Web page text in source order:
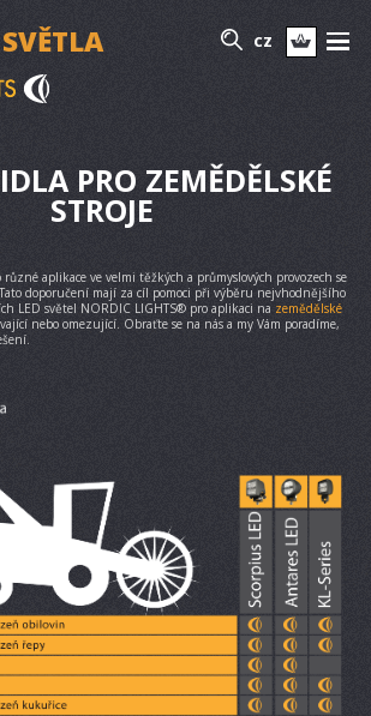
SVĚTLA CZ
PRO ZEMĚDĚLSKÉ
STROJE
různé aplikace ve velmi těžkých a průmyslových provozech se
doporučení mají za cíl pomoci při výběru nejvhodnějšího
LED světel NORDIC LIGHTS® pro aplikaci na zemědělské
nebo omezující. Obraťte se na nás a my Vám poradíme,